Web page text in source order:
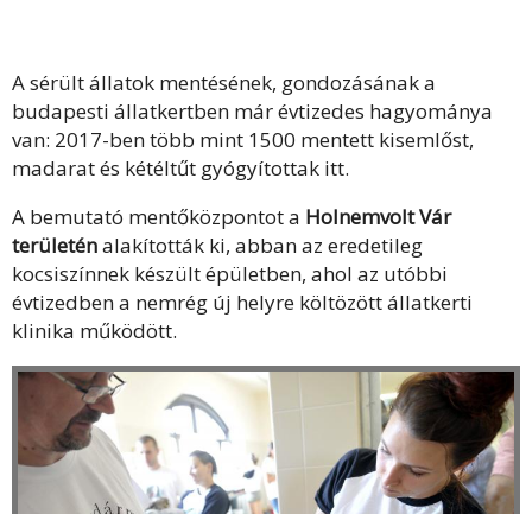
A sérült állatok mentésének, gondozásának a
budapesti állatkertben már évtizedes hagyománya
van: 2017-ben több mint 1500 mentett kisemlőst,
madarat és kétéltűt gyógyítottak itt.
A bemutató mentőközpontot a Holnemvolt Vár
területénalakították ki, abban az eredetileg
kocsiszínnek készült épületben, ahol az utóbbi
évtizedben a nemrég új helyre költözött állatkerti
klinika működött.